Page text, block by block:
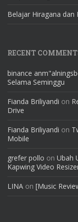
Belajar Hiragana dan
RECENT
binance
Selama Seminggu
Fianda Briliyandi on
Drive
Fianda Briliyandi on
Mobile
grefer pollo on Ubah
Kapwing Video
LINA on [Music